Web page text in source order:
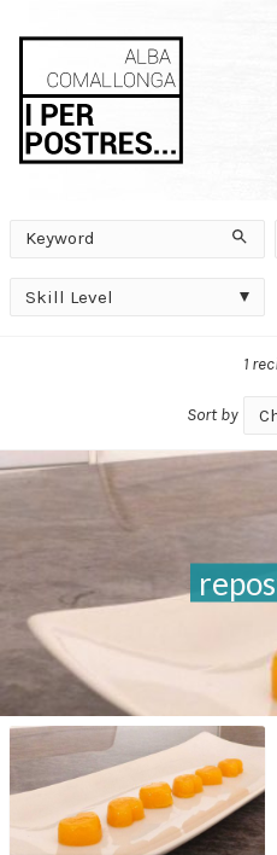
Keyword
Skill
Skill Level
1
Sort by